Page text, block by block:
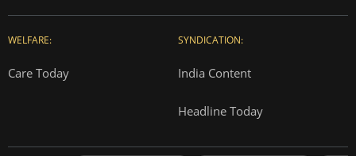
WELFARE:
Care Today
SYNDICATION:
India Content
Headline Today